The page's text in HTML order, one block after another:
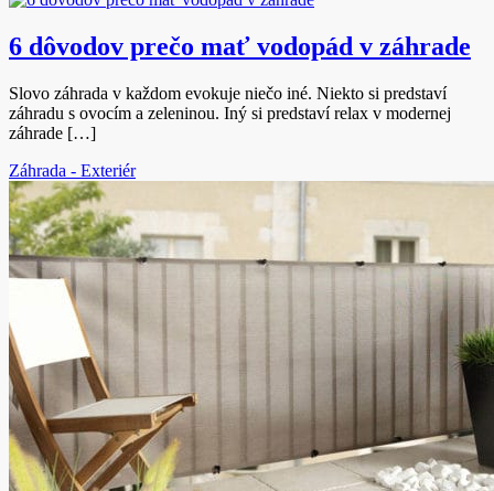
6 dôvodov prečo mať vodopád v záhrade
Slovo záhrada v každom evokuje niečo iné. Niekto si predstaví
záhradu s ovocím a zeleninou. Iný si predstaví relax v modernej
záhrade […]
Záhrada - Exteriér